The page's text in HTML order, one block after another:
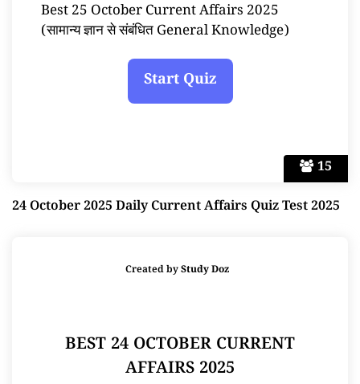
15
Best 25 October Current Affairs 2025
(सामान्य ज्ञान से संबंधित General Knowledge)
24 October 2025 Daily Current Affairs Quiz Test 2025
Created byStudy Doz
BEST 24 OCTOBER CURRENT
AFFAIRS 2025